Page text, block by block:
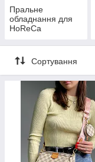
Пральне
обладнання для
HoReCa
Сортування